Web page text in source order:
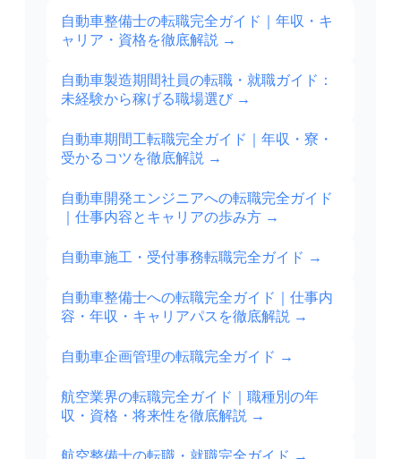
自動車整備士の転職完全ガイド｜年収・キ
ャリア・資格を徹底解説 →
自動車製造期間社員の転職・就職ガイド：
未経験から稼げる職場選び →
自動車期間工転職完全ガイド｜年収・寮・
受かるコツを徹底解説 →
自動車開発エンジニアへの転職完全ガイド
｜仕事内容とキャリアの歩み方 →
自動車施工・受付事務転職完全ガイド →
自動車整備士への転職完全ガイド｜仕事内
容・年収・キャリアパスを徹底解説 →
自動車企画管理の転職完全ガイド →
航空業界の転職完全ガイド｜職種別の年
収・資格・将来性を徹底解説 →